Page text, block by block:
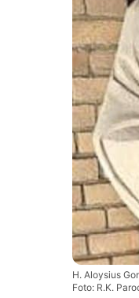
H. Aloysius
Foto: R.K.